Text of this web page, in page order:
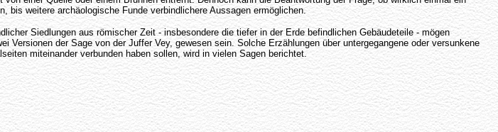
bis weitere archäologische Funde verbindlichere Aussagen ermöglichen.
Siedlungen aus römischer Zeit - insbesondere die tiefer in der Erde befindlichen Gebäudeteile - mögen
der Sage von der Juffer Vey, gewesen sein. Solche Erzählungen über untergegangene oder versunkene
miteinander verbunden haben sollen, wird in vielen Sagen berichtet.